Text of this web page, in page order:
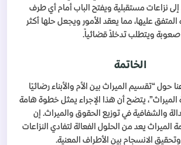
إلى نزاعات مستقبلية ويفتح الباب أمام أي طرف
عليها، مما يعقد الأمور ويجعل حلها أكثر
صعوبة ويتطلب تدخلاً قضائياً.
الخاتمة
“تقسيم الميراث بين الأم والأبناء رضائيًا
يتضح أن هذا الإجراء يمثل خطوة هامة
والشفافية في توزيع الحقوق والميراث. إن
الميراث يعد من الحلول الفعالة لتفادي النزاعات
وتحقيق الانسجام بين الأطراف المعنية.